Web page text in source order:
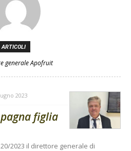
ARTICOLI
generale Apofruit
2023
figlia
2023 il direttore generale di